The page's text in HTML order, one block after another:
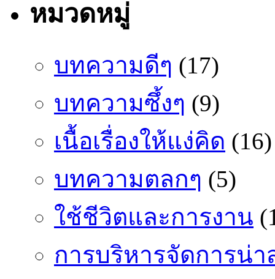
หมวดหมู่
บทความดีๆ (17)
บทความซึ้งๆ (9)
เนื้อเรื่องให้แง่คิด (16)
บทความตลกๆ (5)
ใช้ชีวิตและการงาน
การบริหารจัดการน่า